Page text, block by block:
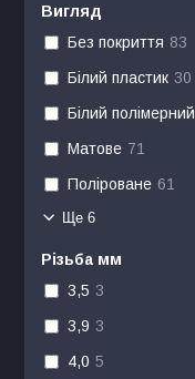
Вигляд
Без покриття 83
Білий пластик 30
Білий полімерний
Матове 71
Поліроване 61
Ще 6
Різьба мм
3,5 3
3,9 3
4,0 5